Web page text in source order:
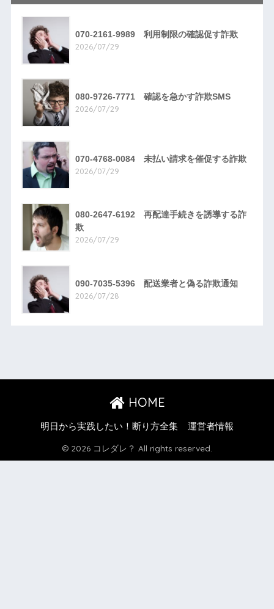
070-2161-9989 利用制限の確認促す詐欺
2026/07/29
080-9726-7771 確認を急かす詐欺SMS
2026/07/29
070-4768-0084 未払い請求を催促する詐欺
2026/07/29
080-2647-6192 再配達手続きを誘導する詐
欺
2026/07/29
090-7035-5396 配送業者と偽る詐欺通知
2026/07/28
HOME
明日から実践したい！断り方全集 運営者情報
© 2026 コレダレ？ All rights reserved.